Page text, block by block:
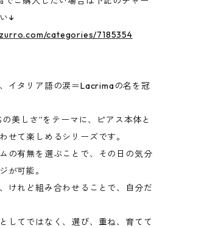
↓
categories/7185354
イタリア語の涙＝Lacrimaの名を冠
美しさ”をテーマに、ピアス本体と
せて楽しめるシリーズです。
の有無を選ぶことで、その日の気分
が可能。
けれど組み合わせることで、自分だ
してではなく、選び、重ね、育てて